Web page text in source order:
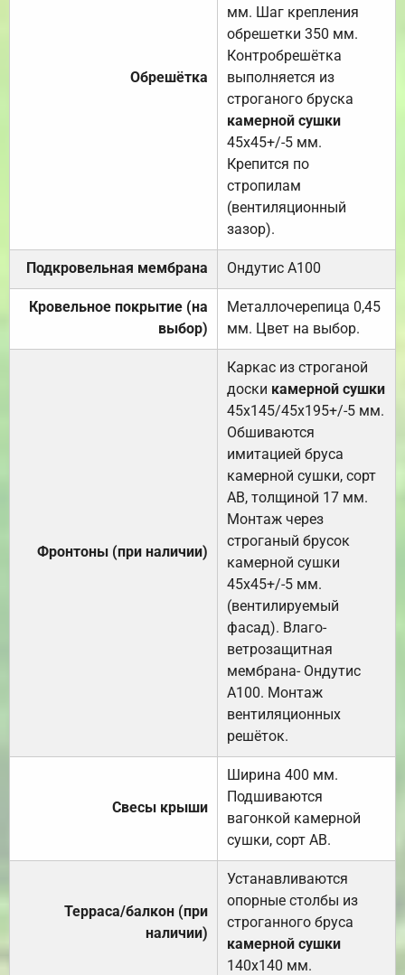
Обрешётка
мм. Шаг крепления
обрешетки 350 мм.
Контробрешётка
выполняется из
строганого бруска
камерной сушки
45х45+/-5 мм.
Крепится по
стропилам
(вентиляционный
зазор).
Подкровельная мембрана Ондутис А100
Кровельное покрытие (на
выбор)
Металлочерепица 0,45
мм. Цвет на выбор.
Фронтоны (при наличии)
Каркас из строганой
доски камерной сушки
45х145/45х195+/-5 мм.
Обшиваются
имитацией бруса
камерной сушки, сорт
АВ, толщиной 17 мм.
Монтаж через
строганый брусок
камерной сушки
45х45+/-5 мм.
(вентилируемый
фасад). Влаго-
ветрозащитная
мембрана- Ондутис
А100. Монтаж
вентиляционных
решёток.
Свесы крыши
Ширина 400 мм.
Подшиваются
вагонкой камерной
сушки, сорт АВ.
Терраса/балкон (при
наличии)
Устанавливаются
опорные столбы из
строганного бруса
камерной сушки
140х140 мм.